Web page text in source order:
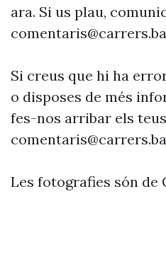
ara. Si us plau,
Si creus que hi ha
o disposes de més
fes-nos arribar els
Les fotografies són de